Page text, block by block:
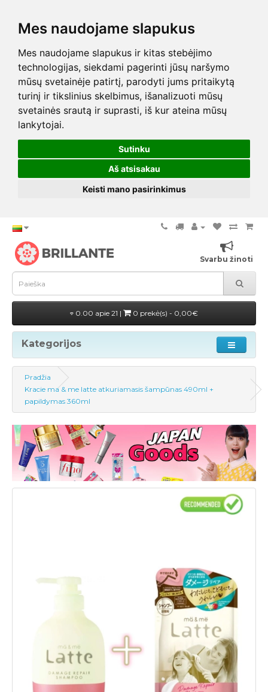
Mes naudojame slapukus
Mes naudojame slapukus ir kitas stebėjimo
technologijas, siekdami pagerinti jūsų naršymo
mūsų svetainėje patirtį, parodyti jums pritaikytą
turinį ir tikslinius skelbimus, išanalizuoti mūsų
svetainės srautą ir suprasti, iš kur ateina mūsų
lankytojai.
Sutinku
Aš atsisakau
Keisti mano pasirinkimus
Svarbu žinoti
0.00 apie 21 | 0 prekė(s) - 0,00€
Kategorijos
Pradžia
Kracie ma & me latte atkuriamasis šampūnas 490ml +
papildymas 360ml